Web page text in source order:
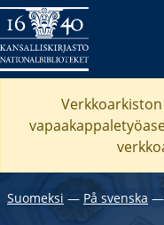
Suomeksi ― På svenska ―